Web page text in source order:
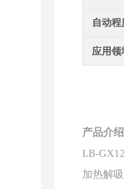
自动程
应用领
产品介绍
LB-
加热解